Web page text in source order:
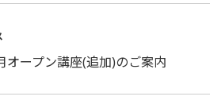
オープン講座(追加)のご案内